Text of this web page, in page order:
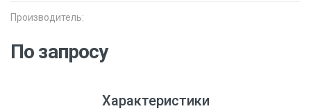
Производитель:
По запросу
Характеристики